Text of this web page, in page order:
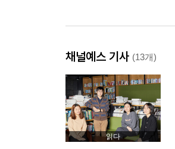
채널예스 기사 (13개)
읽다